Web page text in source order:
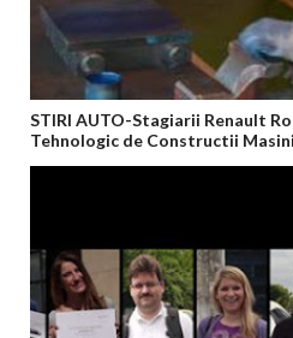
STIRI AUTO-Stagiarii Renault
Tehnologic de Constructii